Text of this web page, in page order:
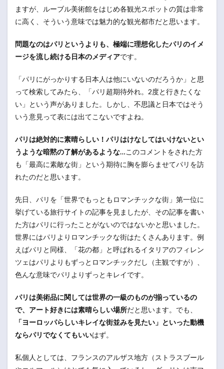
ますが、ルーブル美術館をはじめ各観光スポットの質は非常
に高く、そういう意味では魅力的な観光都市だと思います。
問題なのはパリというよりも、極端に理想化したパリのイメ
ージを流し続ける日本のメディアです。
「パリにがっかりする日本人は他にいないのだろうか」と思
って検索してみたら、「パリ超期待外れ。2度と行きたくな
い」という声がありました。しかし、不思議と日本ではそう
いう意見って表には出てこないですよね。
パリは絶対的に素晴らしい！パリはけなしてはいけないとい
うような暗黙の了解があるような…このコメントをされた方
も「最高に素敵な街」という期待に胸を膨らませてパリを訪
れたのだと思います。
先日、パリを「世界でもっともロマンチックな街」第一位に
挙げている旅行サイトの記事を見ましたが、その記事を書い
た方はパリに行ったことがないのではないかと思いました。
世界にはパリよりロマンチックな街はたくさんあります。例
えばパリと同様、「花の都」と呼ばれるイタリアのフィレン
ツェはパリよりもずっとロマンチックだし（主観ですが）、
色んな意味でパリよりずっとキレイです。
パリは美術品に関しては世界の一級のものが揃っているの
で、アート好きには素晴らしい場所だと思います。でも、
「ヨーロッパらしいキレイな街並みを見たい」といった動機
ならパリでなくてもいいはず。
私個人としては、フランスのアルザス地方（ストラスブール